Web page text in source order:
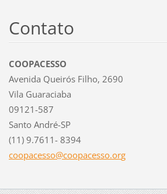
Contato
COOPACESSO
Avenida Queirós Filho, 2690
Vila Guaraciaba
09121-587
Santo André-SP
(11) 9.7611- 8394
coopacesso@coopacesso.org